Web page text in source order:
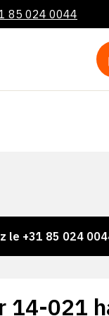
85 024 0044
024 0044
14-021